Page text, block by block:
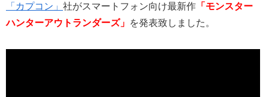
「カプコン」 社がスマートフォン向け最新作 「モンスター
ハンターアウトランダーズ」 を発表致しました。